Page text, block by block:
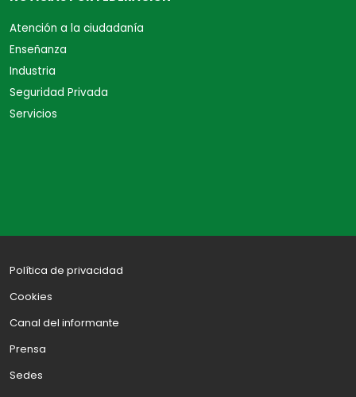
Atención a la ciudadanía
Enseñanza
Industria
Seguridad Privada
Servicios
Política de privacidad
Cookies
Canal del informante
Prensa
Sedes